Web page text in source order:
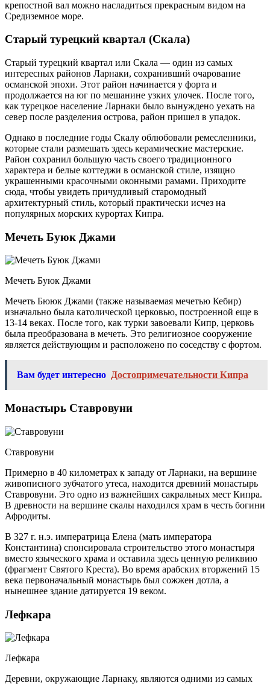
крепостной вал можно насладиться прекрасным видом на
Средиземное море.
Старый турецкий квартал (Скала)
Старый турецкий квартал или Скала — один из самых
интересных районов Ларнаки, сохранивший очарование
османской эпохи. Этот район начинается у форта и
продолжается на юг по мешанине узких улочек. После того,
как турецкое население Ларнаки было вынуждено уехать на
север после разделения острова, район пришел в упадок.
Однако в последние годы Скалу облюбовали ремесленники,
которые стали размешать здесь керамические мастерские.
Район сохранил большую часть своего традиционного
характера и белые коттеджи в османской стиле, изящно
украшенными красочными оконными рамами. Приходите
сюда, чтобы увидеть причудливый старомодный
архитектурный стиль, который практически исчез на
популярных морских курортах Кипра.
Мечеть Буюк Джами
Мечеть Буюк Джами
Мечеть Бююк Джами (также называемая мечетью Кебир)
изначально была католической церковью, построенной еще в
13-14 веках. После того, как турки завоевали Кипр, церковь
была преобразована в мечеть. Это религиозное сооружение
является действующим и расположено по соседству с фортом.
Вам будет интересно Достопримечательности Кипра
Монастырь Ставровуни
Ставровуни
Примерно в 40 километрах к западу от Ларнаки, на вершине
живописного зубчатого утеса, находится древний монастырь
Ставровуни. Это одно из важнейших сакральных мест Кипра.
В древности на вершине скалы находился храм в честь богини
Афродиты.
В 327 г. н.э. императрица Елена (мать императора
Константина) спонсировала строительство этого монастыря
вместо языческого храма и оставила здесь ценную реликвию
(фрагмент Святого Креста). Во время арабских вторжений 15
века первоначальный монастырь был сожжен дотла, а
нынешнее здание датируется 19 веком.
Лефкара
Лефкара
Деревни, окружающие Ларнаку, являются одними из самых